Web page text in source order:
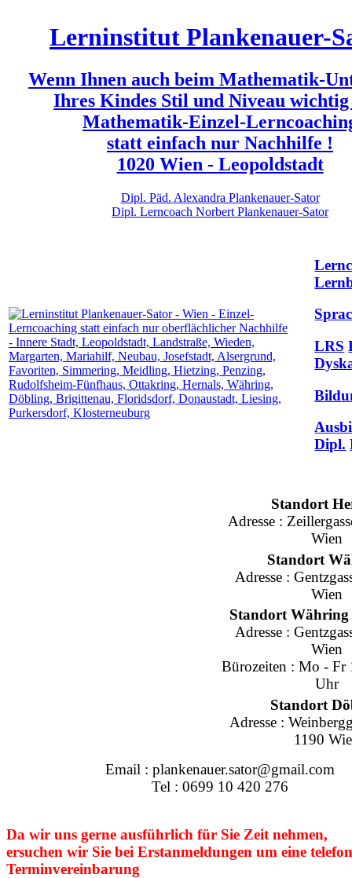
Lerninstitut Plankenauer-
Wenn Ihnen auch beim Mathematik-
Ihres Kindes Stil und Niveau wichtig
Mathematik-Einzel-
statt einfach nur Nachhilfe !
1020 Wien - Leopoldstadt
Dipl. Päd. Alexandra Plankenauer-Sator
Dipl. Lerncoach Norbert Plankenauer-Sator
Lern
Lern
LRS
Dipl.
Standort He
Adresse : Zeiller
Wien
Standort
Adresse :
Wien
StandortWähring
Adresse :
Wien
Bürozeiten : Mo - Fr
Uhr
Standort Dö
Adresse : Weinberg
1190
Email : plankenauer.sator@gmail.com
Tel : 0699 10 420 276
Da wir uns gerne ausführlich für Sie Zeit nehmen,
ersuchen wir Sie bei Erstanmeldungen um eine
Terminvereinbarung